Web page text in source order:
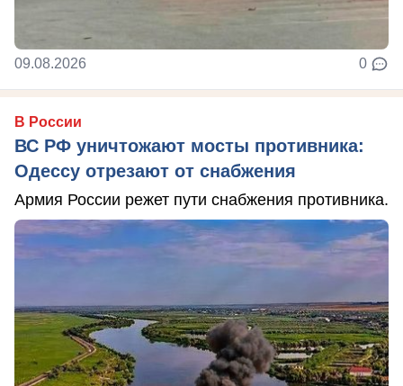
09.08.2026 0
В России
ВС РФ уничтожают мосты противника:
Одессу отрезают от снабжения
Армия России режет пути снабжения противника.